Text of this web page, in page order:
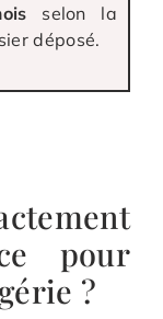
selon la
déposé.
pour
?